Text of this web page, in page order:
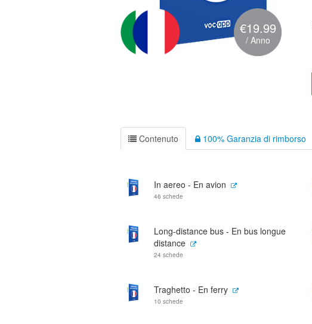
€19.99
/ Anno
Contenuto 100% Garanzia di rimborso
In aereo - En avion
46 schede
Long-distance bus - En bus longue
distance
24 schede
Traghetto - En ferry
10 schede